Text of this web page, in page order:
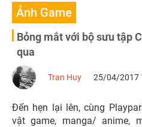
Ảnh Game
Bỏng mắt với bộ sưu tập
qua
Tran Huy 25/04/2017
Đến hẹn lại lên, cùng
vật game, manga/ anime,